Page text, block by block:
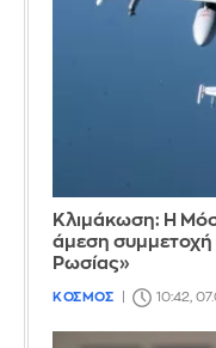
Κλιμάκωση: Η
άμεση συμμετοχή
Ρωσίας»
ΚΟΣΜΟΣ 10:42,